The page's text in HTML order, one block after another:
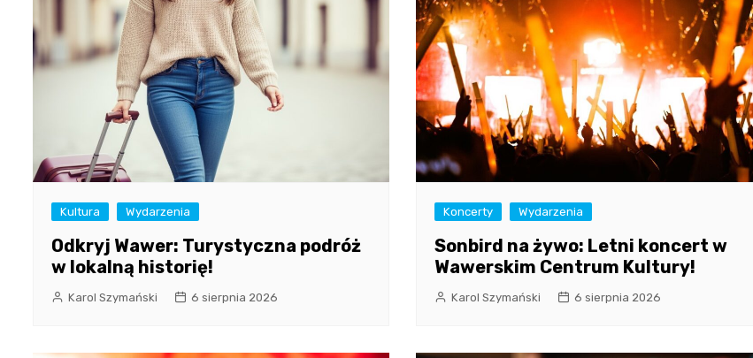
Kultura Wydarzenia
Odkryj Wawer: Turystyczna podróż
w lokalną historię!
Karol Szymański 6 sierpnia 2026
Koncerty Wydarzenia
Sonbird na żywo: Letni koncert w
Wawerskim Centrum Kultury!
Karol Szymański 6 sierpnia 2026